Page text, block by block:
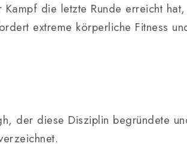
die letzte Runde erreicht hat,
extreme körperliche Fitness
der diese Disziplin begründete